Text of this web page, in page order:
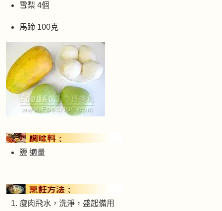
雪梨 4個
馬蹄 100克
鹽 適量
瘦肉飛水，洗淨，盛起備用